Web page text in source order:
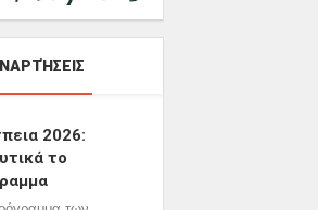
2026:
το